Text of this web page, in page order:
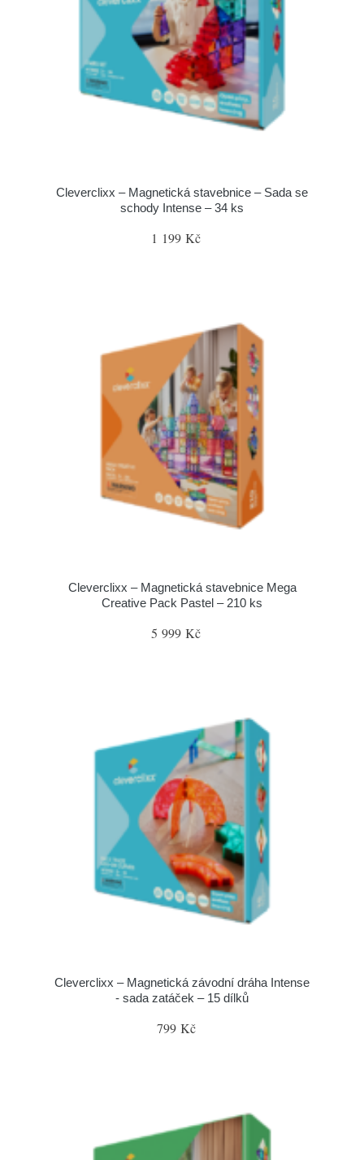
Cleverclixx – Magnetická stavebnice – Sada se
schody Intense – 34 ks
1 199 Kč
Cleverclixx – Magnetická stavebnice Mega
Creative Pack Pastel – 210 ks
5 999 Kč
Cleverclixx – Magnetická závodní dráha Intense
- sada zatáček – 15 dílků
799 Kč